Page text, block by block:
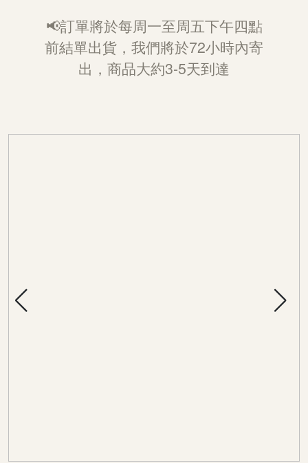
📢訂單將於每周一至周五下午四點
前結單出貨，我們將於72小時內寄
出，商品大約3-5天到達